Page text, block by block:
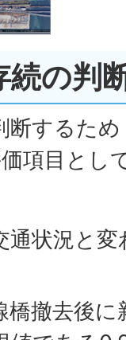
の判
断するため
項目とし
通状況と
撤去後